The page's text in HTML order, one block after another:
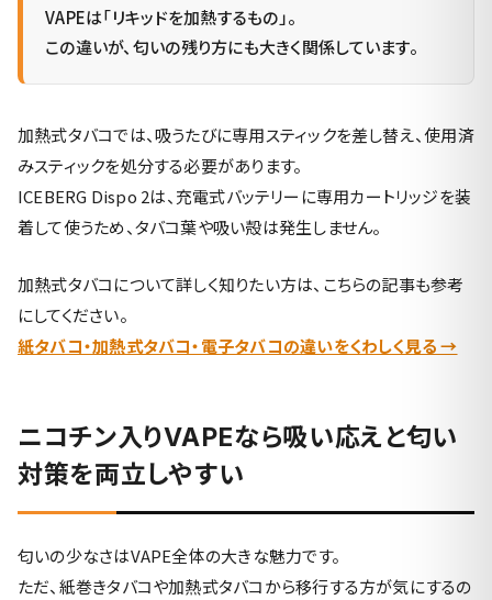
VAPEは「リキッドを加熱するもの」。
この違いが、匂いの残り方にも大きく関係しています。
加熱式タバコでは、吸うたびに専用スティックを差し替え、使用済
みスティックを処分する必要があります。
ICEBERG Dispo 2は、充電式バッテリーに専用カートリッジを装
着して使うため、タバコ葉や吸い殻は発生しません。
加熱式タバコについて詳しく知りたい方は、こちらの記事も参考
にしてください。
紙タバコ・加熱式タバコ・電子タバコの違いをくわしく見る →
ニコチン入りVAPEなら吸い応えと匂い
対策を両立しやすい
匂いの少なさはVAPE全体の大きな魅力です。
ただ、紙巻きタバコや加熱式タバコから移行する方が気にするの